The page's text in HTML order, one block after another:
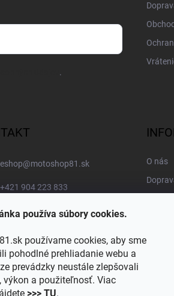
používa súbory cookies.
používame cookies, aby sme
pohodlné prehliadanie webu a
prevádzky neustále zlepšovali
výkon a použiteľnosť. Viac
>>> TU.
.
eshop@motoshop81.sk
+421 904 223 833
MOTOSHOP81
https://www.youtube.com/@motoshop81
@motoshop81
O nás